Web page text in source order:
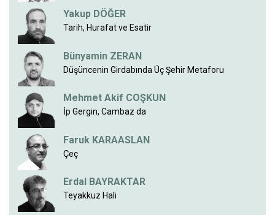
Yakup DÖĞER
Tarih, Hurafat ve Esatir
Bünyamin ZERAN
Düşüncenin Girdabında Üç Şehir Metaforu
Mehmet Akif COŞKUN
İp Gergin, Cambaz da
Faruk KARAASLAN
Çeç
Erdal BAYRAKTAR
Teyakkuz Hali